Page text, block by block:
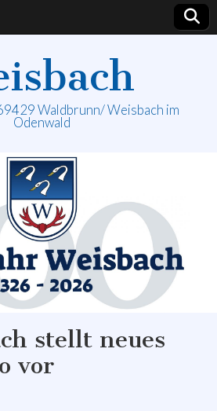
Waldbrunn/ Weisbach im
Odenwald
stellt neues
vor